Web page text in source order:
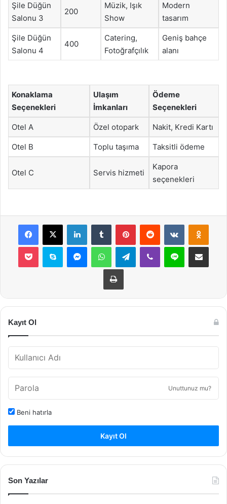
Şile Düğün
Salonu 3
200
Müzik, Işık
Show
Modern
tasarım
Şile Düğün
Salonu 4
400
Catering,
Fotoğrafçılık
Geniş bahçe
alanı
Konaklama
Seçenekleri
Ulaşım
İmkanları
Ödeme
Seçenekleri
Otel A Özel otopark Nakit, Kredi Kartı
Otel B Toplu taşıma Taksitli ödeme
Otel C Servis hizmeti
Kapora
seçenekleri
Facebook
X LinkedInTumblr PinterestReddit VKontakte
Pocket Skype MessengerWhatsAppTelegramViber Line E-Posta ile
Yazdır
Kayıt Ol
Unuttunuz mu?
Beni hatırla
Kayıt Ol
Son Yazılar